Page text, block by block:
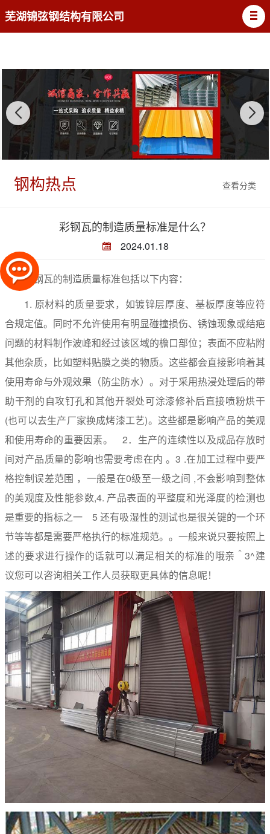
芜湖锦弦钢结构有限公司
查看分类
钢构热点
彩钢瓦的制造质量标准是什么？
2024.01.18
彩钢瓦的制造质量标准包括以下内容：
1. 原材料的质量要求，如镀锌层厚度、基板厚度等应符
合规定值。同时不允许使用有明显碰撞损伤、锈蚀现象或结疤
问题的材料制作波峰和经过该区域的檐口部位；表面不应粘附
其他杂质，比如塑料贴膜之类的物质。这些都会直接影响着其
使用寿命与外观效果（防尘防水）。对于采用热浸处理后的带
助干剂的自攻钉孔和其他开裂处可涂漆修补后直接喷粉烘干
(也可以去生产厂家换成烤漆工艺)。这些都是影响产品的美观
和使用寿命的重要因素。 2．生产的连续性以及成品存放时
间对产品质量的影响也需要考虑在内 。3 .在加工过程中要严
格控制误差范围 ，一般是在0级至一级之间 ,不会影响到整体
的美观度及性能参数,4. 产品表面的平整度和光泽度的检测也
是重要的指标之一 5 还有吸湿性的测试也是很关键的一个环
节等等都是需要严格执行的标准规范。。一般来说只要按照上
述的要求进行操作的话就可以满足相关的标准的哦亲＾3^建
议您可以咨询相关工作人员获取更具体的信息呢！